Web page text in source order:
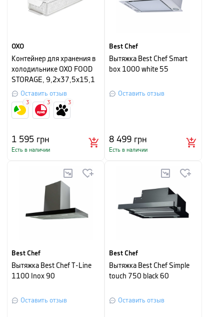
OXO
Контейнер для хранения в
холодильнике OXO FOOD
STORAGE, 9,2х37,5х15,1
см, белый
Оставить отзыв
1 595 грн
Есть в наличии
3 3 3
Best Chef
Вытяжка Best Chef Smart
box 1000 white 55
Оставить отзыв
8 499 грн
Есть в наличии
Best Chef
Вытяжка Best Chef T-Line
1100 Inox 90
Оставить отзыв
Best Chef
Вытяжка Best Chef Simple
touch 750 black 60
Оставить отзыв